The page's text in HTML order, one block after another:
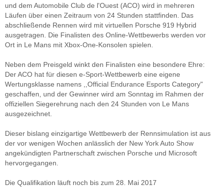
und dem Automobile Club de l'Ouest (ACO) wird in mehreren
Läufen über einen Zeitraum von 24 Stunden stattfinden. Das
abschließende Rennen wird mit virtuellen Porsche 919 Hybrid
ausgetragen. Die Finalisten des Online-Wettbewerbs werden vor
Ort in Le Mans mit Xbox-One-Konsolen spielen.
Neben dem Preisgeld winkt den Finalisten eine besondere Ehre:
Der ACO hat für diesen e-Sport-Wettbewerb eine eigene
Wertungsklasse namens ,,Official Endurance Esports Category"
geschaffen, und der Gewinner wird am Sonntag im Rahmen der
offiziellen Siegerehrung nach den 24 Stunden von Le Mans
ausgezeichnet.
Dieser bislang einzigartige Wettbewerb der Rennsimulation ist aus
der vor wenigen Wochen anlässlich der New York Auto Show
angekündigten Partnerschaft zwischen Porsche und Microsoft
hervorgegangen.
Die Qualifikation läuft noch bis zum 28. Mai 2017